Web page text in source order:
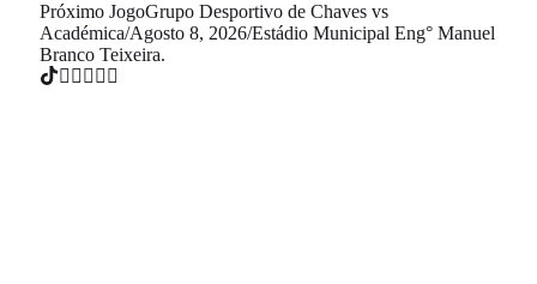
Próximo JogoGrupo Desportivo de Chaves vs
Académica/Agosto 8, 2026/Estádio Municipal Eng° Manuel
Branco Teixeira.